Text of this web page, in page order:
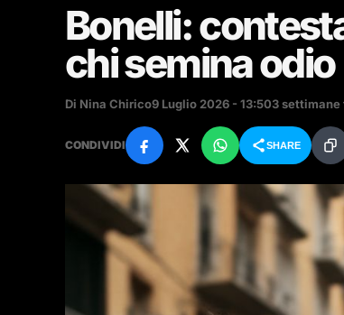
Bonelli:
chi semina odio
Di Nina Chirico9 Luglio 2026 - 13:503 settimane
CONDIVIDI SHARE